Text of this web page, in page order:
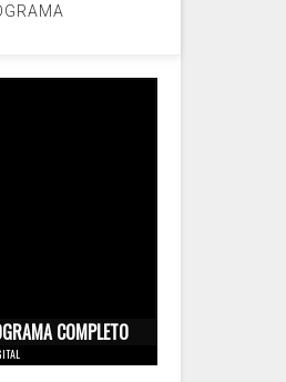
COMPLETO